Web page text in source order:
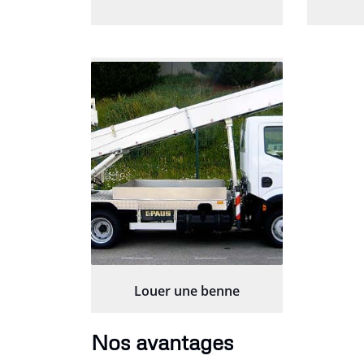
Louer une benne
Nos avantages